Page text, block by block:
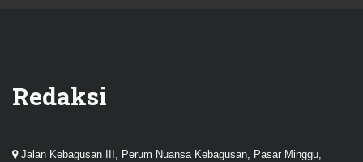
Redaksi
Jalan Kebagusan III, Perum Nuansa Kebagusan, Pasar Minggu,